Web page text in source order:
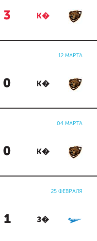
3 К�
12 МАРТА
0 К�
04 МАРТА
0 К�
25 ФЕВРАЛЯ
1 З�